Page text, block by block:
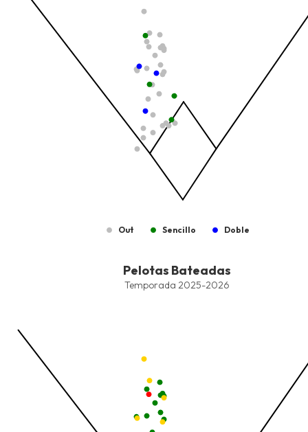
The chart has 1 Y axis displaying values. Data ranges from -
Out Sencillo Doble
Combination chart with 8 data series.
The chart has 1 X axis displaying values. Data ranges from -
The chart has 1 Y axis displaying values. Data ranges from -
Pelotas Bateadas
Temporada 2025-2026